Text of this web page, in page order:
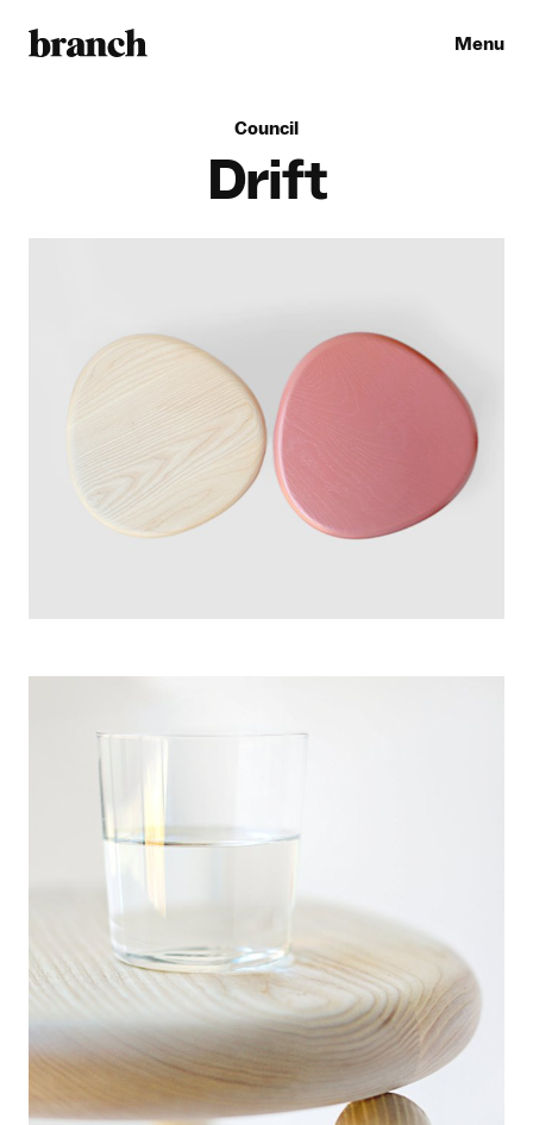
Menu
Council
Drift